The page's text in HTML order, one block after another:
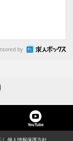
by
YouTube